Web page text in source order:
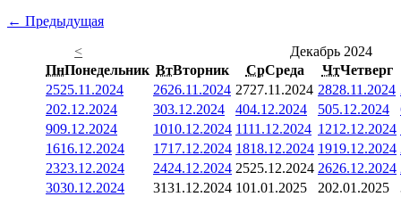
← Предыдущая
<
Декабрь 2024
ПнПонедельник ВтВторник СрСреда ЧтЧетверг
2525.11.2024 2626.11.2024 2727.11.2024 2828.11.2024
202.12.2024 303.12.2024 404.12.2024 505.12.2024
909.12.2024 1010.12.2024 1111.12.2024 1212.12.2024
1616.12.2024 1717.12.2024 1818.12.2024 1919.12.2024
2323.12.2024 2424.12.2024 2525.12.2024 2626.12.2024
3030.12.2024 3131.12.2024 101.01.2025 202.01.2025